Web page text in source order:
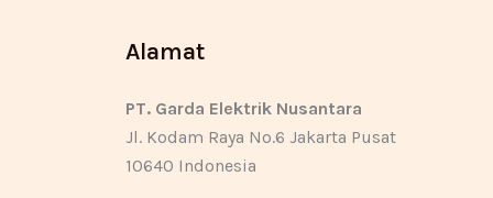
Alamat
PT. Garda Elektrik Nusantara
Jl. Kodam Raya No.6 Jakarta Pusat
10640 Indonesia